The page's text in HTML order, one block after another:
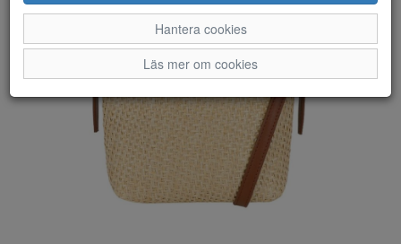
Hantera cookies
Läs mer om cookies